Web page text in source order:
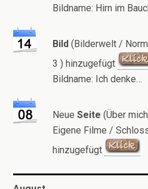
Bildname: Hirn im
Bild (Bilderwelt /
3 ) hinzugefügt
Bildname: Ich denke…
Neue Seite (Über
Eigene Filme /
hinzugefügt